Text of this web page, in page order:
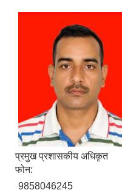
प्रमुख प्रशासकीय अधिकृत
फोन:
9858046245